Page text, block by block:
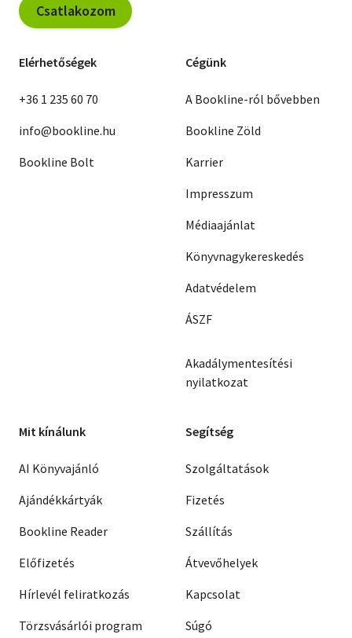
Csatlakozom
Elérhetőségek
+36 1 235 60 70
info@bookline.hu
Bookline Bolt
Cégünk
A Bookline-ról bővebben
Bookline Zöld
Karrier
Impresszum
Médiaajánlat
Könyvnagykereskedés
Adatvédelem
ÁSZF
Akadálymentesítési
nyilatkozat
Mit kínálunk
AI Könyvajánló
Ajándékkártyák
Bookline Reader
Előfizetés
Hírlevél feliratkozás
Törzsvásárlói program
Segítség
Szolgáltatások
Fizetés
Szállítás
Átvevőhelyek
Kapcsolat
Súgó